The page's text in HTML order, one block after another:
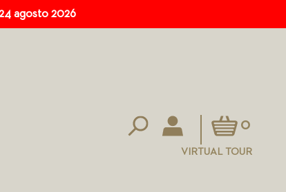
agosto 2026
Carrello0
VIRTUAL TOUR